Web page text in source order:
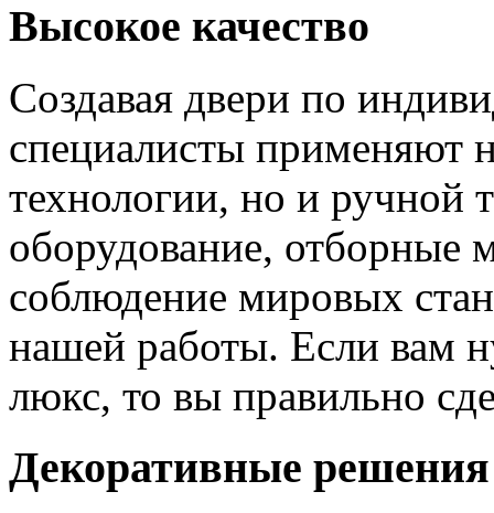
Высокое качество
Создавая двери по
специалисты применяют
технологии, но и ручной
оборудование, отборные
соблюдение мировых
нашей работы. Если вам
люкс, то вы правильно
Декоративные решения